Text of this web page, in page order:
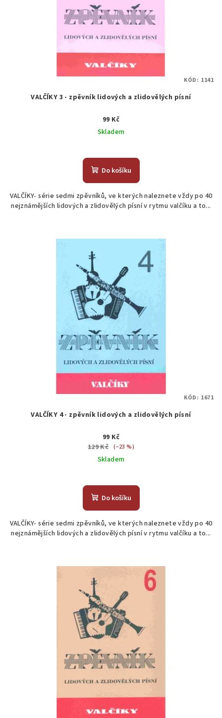
VALČÍKY 3 - zpěvník lidových a zlidovělých písní
99 Kč
Skladem
Do košíku
VALČÍKY- série sedmi zpěvníků, ve kterých naleznete vždy po 40
nejznámějších lidových a zlidovělých písní v rytmu valčíku a to...
KÓD: 1141
VALČÍKY 4 - zpěvník lidových a zlidovělých písní
99 Kč
129 Kč (–23 %)
Skladem
Do košíku
VALČÍKY- série sedmi zpěvníků, ve kterých naleznete vždy po 40
nejznámějších lidových a zlidovělých písní v rytmu valčíku a to...
KÓD: 1671